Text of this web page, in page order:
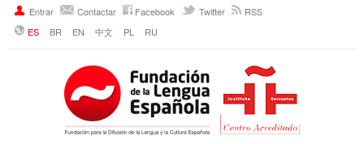
Entrar Contactar Facebook Twitter
RSS
ES
BR EN 中文 PL RU